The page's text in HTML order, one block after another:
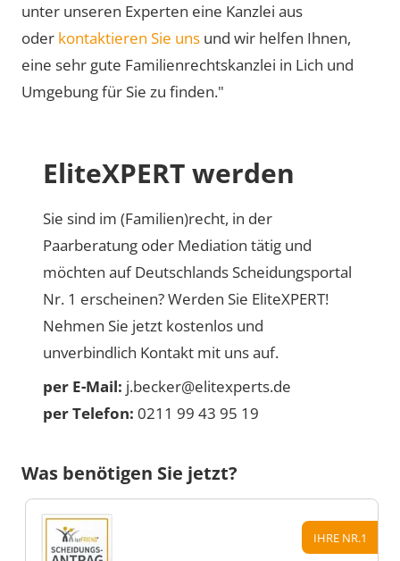
unter unseren Experten eine Kanzlei aus
oder kontaktieren Sie uns und wir helfen Ihnen,
eine sehr gute Familienrechtskanzlei in Lich und
Umgebung für Sie zu finden."
EliteXPERT werden
Sie sind im (Familien)recht, in der
Paarberatung oder Mediation tätig und
möchten auf Deutschlands Scheidungsportal
Nr. 1 erscheinen? Werden Sie EliteXPERT!
Nehmen Sie jetzt kostenlos und
unverbindlich Kontakt mit uns auf.
per E-Mail: j.becker@elitexperts.de
per Telefon: 0211 99 43 95 19
Was benötigen Sie jetzt?
IHRE NR.1